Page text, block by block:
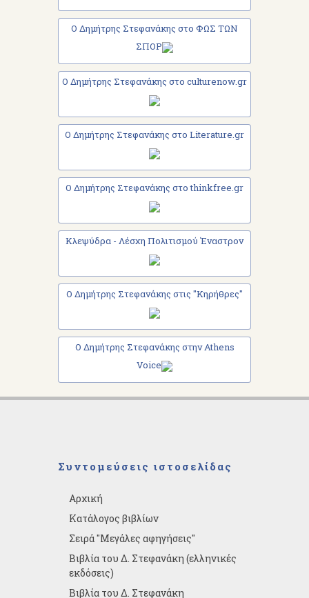
Ο Δημήτρης Στεφανάκης στο ΦΩΣ ΤΩΝ
ΣΠΟΡ
Ο Δημήτρης Στεφανάκης στο culturenow.gr
Ο Δημήτρης Στεφανάκης στο Literature.gr
Ο Δημήτρης Στεφανάκης στο thinkfree.gr
Κλεψύδρα - Λέσχη Πολιτισμού Έναστρον
Ο Δημήτρης Στεφανάκης στις "Κηρήθρες"
Ο Δημήτρης Στεφανάκης στην Athens
Voice
Συντομεύσεις ιστοσελίδας
Αρχική
Κατάλογος βιβλίων
Σειρά "Μεγάλες αφηγήσεις"
Βιβλία του Δ. Στεφανάκη (ελληνικές
εκδόσεις)
Βιβλία του Δ. Στεφανάκη